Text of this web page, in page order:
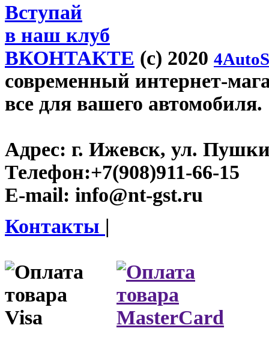
Вступай
в наш клуб
ВКОНТАКТЕ (c) 2020
современный интернет-
все для вашего автомобиля.
Адрес: г. Ижевск, ул.
Телефон:+7(908)911-66-15
E-mail: info@nt-gst.ru
Контакты |